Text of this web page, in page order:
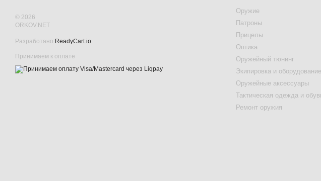
© 2026
ORKOV.NET
Разработано ReadyCart.io
Принимаем к оплате
Оружие
Патроны
Прицелы
Оптика
Оружейный тюнинг
Экипировка и оборудование
Оружейные аксессуары
Тактическая одежда и
Ремонт оружия